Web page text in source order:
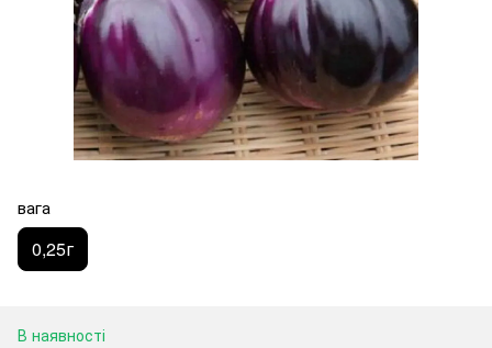
вага
0,25г
В наявності